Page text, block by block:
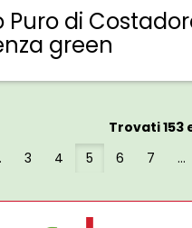
Puro di
green
Trovati 153
3 4 5 6 7 ...